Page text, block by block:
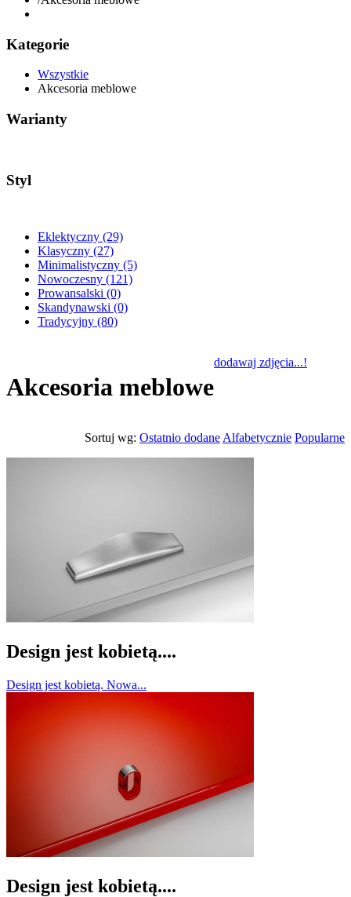
Kategorie
Wszystkie
Akcesoria meblowe
Warianty
Styl
Eklektyczny (29)
Klasyczny (27)
Minimalistyczny (5)
Nowoczesny (121)
Prowansalski (0)
Skandynawski (0)
Tradycyjny (80)
Akcesoria meblowe
Sortuj wg: Ostatnio dodane Alfabetycznie Popularne
dodawaj zdjęcia...!
Design jest kobietą....
Design jest kobietą. Nowa...
Design jest kobietą....